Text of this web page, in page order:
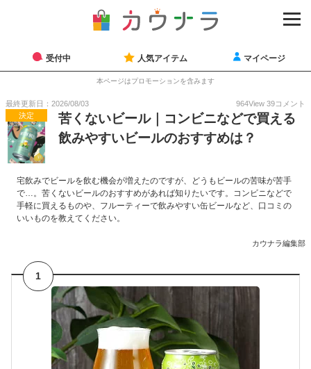
受付中 人気アイテム マイページ
本ページはプロモーションを含みます
最終更新日：2026/08/03 964View 39コメント
決定
苦くないビール｜コンビニなどで買える
飲みやすいビールのおすすめは？
宅飲みでビールを飲む機会が増えたのですが、どうもビールの苦味が苦手
で…。苦くないビールのおすすめがあれば知りたいです。コンビニなどで
手軽に買えるものや、フルーティーで飲みやすい缶ビールなど、口コミの
いいものを教えてください。
カウナラ編集部
1